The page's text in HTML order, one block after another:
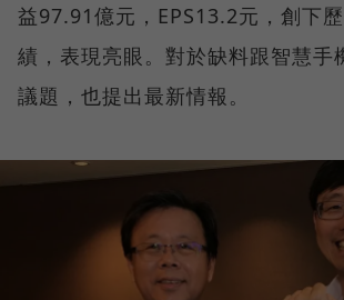
益97.91億元，EPS13.2元，創下
績，表現亮眼。對於缺料跟智慧手
議題，也提出最新情報。